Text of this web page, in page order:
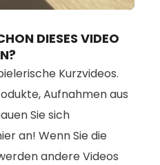
DIESES VIDEO
Kurzvideos.
Aufnahmen aus
Sie sich
an! Wenn Sie die
andere Videos